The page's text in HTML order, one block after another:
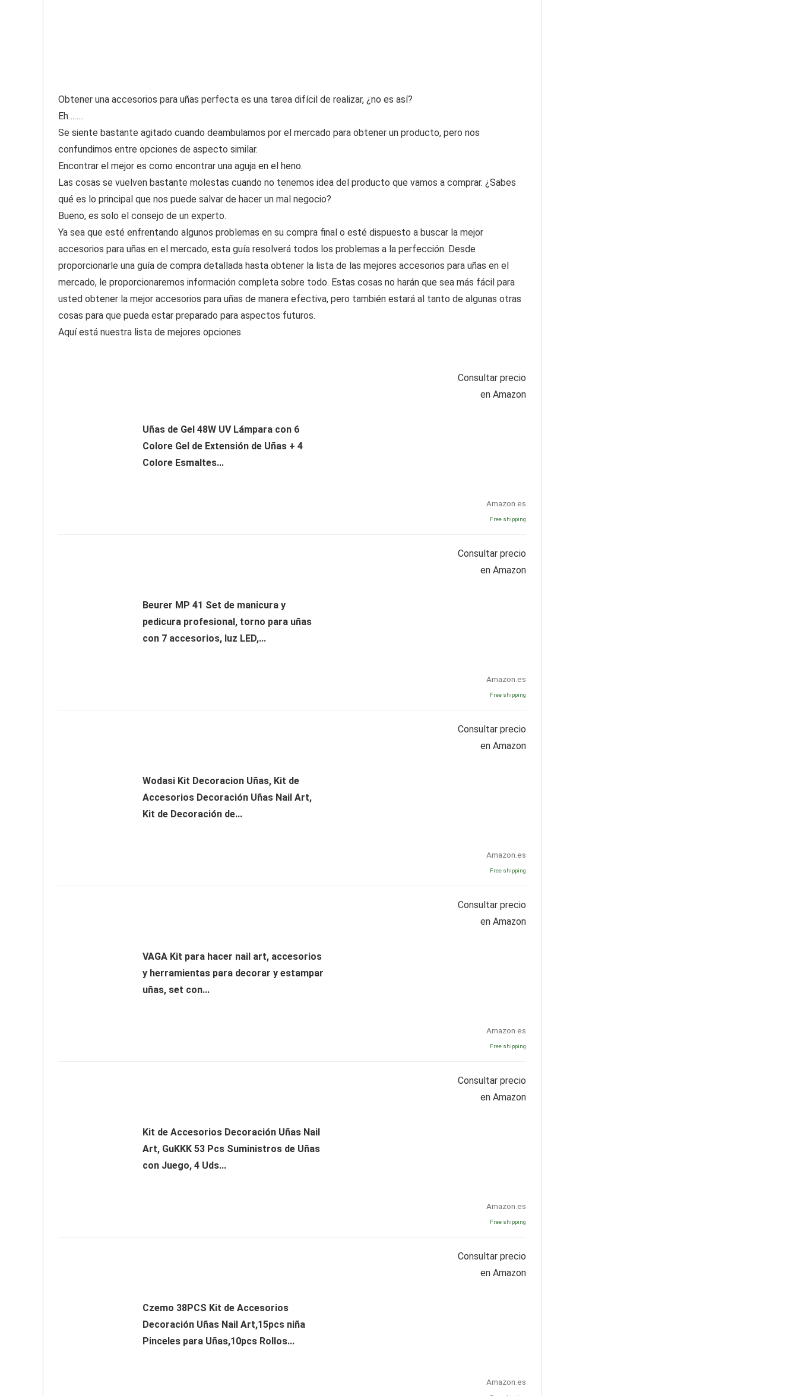
Obtener una accesorios para uñas perfecta es una tarea difícil de realizar, ¿no es así?
Eh……..
Se siente bastante agitado cuando deambulamos por el mercado para obtener un producto, pero nos
confundimos entre opciones de aspecto similar.
Encontrar el mejor es como encontrar una aguja en el heno.
Las cosas se vuelven bastante molestas cuando no tenemos idea del producto que vamos a comprar. ¿Sabes
qué es lo principal que nos puede salvar de hacer un mal negocio?
Bueno, es solo el consejo de un experto.
Ya sea que esté enfrentando algunos problemas en su compra final o esté dispuesto a buscar la mejor
accesorios para uñas en el mercado, esta guía resolverá todos los problemas a la perfección. Desde
proporcionarle una guía de compra detallada hasta obtener la lista de las mejores accesorios para uñas en el
mercado, le proporcionaremos información completa sobre todo. Estas cosas no harán que sea más fácil para
usted obtener la mejor accesorios para uñas de manera efectiva, pero también estará al tanto de algunas otras
cosas para que pueda estar preparado para aspectos futuros.
Aquí está nuestra lista de mejores opciones
Uñas de Gel 48W UV Lámpara con 6
Colore Gel de Extensión de Uñas + 4
Colore Esmaltes...
Consultar precio
en Amazon
Amazon.es
Free shipping
Beurer MP 41 Set de manicura y
pedicura profesional, torno para uñas
con 7 accesorios, luz LED,...
Consultar precio
en Amazon
Amazon.es
Free shipping
Wodasi Kit Decoracion Uñas, Kit de
Accesorios Decoración Uñas Nail Art,
Kit de Decoración de...
Consultar precio
en Amazon
Amazon.es
Free shipping
VAGA Kit para hacer nail art, accesorios
y herramientas para decorar y estampar
uñas, set con...
Consultar precio
en Amazon
Amazon.es
Free shipping
Kit de Accesorios Decoración Uñas Nail
Art, GuKKK 53 Pcs Suministros de Uñas
con Juego, 4 Uds...
Consultar precio
en Amazon
Amazon.es
Free shipping
Czemo 38PCS Kit de Accesorios
Decoración Uñas Nail Art,15pcs niña
Pinceles para Uñas,10pcs Rollos...
Consultar precio
en Amazon
Amazon.es